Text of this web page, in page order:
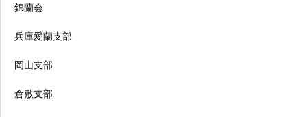
錦蘭会
兵庫愛蘭支部
岡山支部
倉敷支部